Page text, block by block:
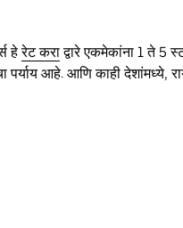
हेरेट कराद्वारे एकमेकांना 1 ते 5
पर्याय आहे. आणि काही देशांमध्ये,